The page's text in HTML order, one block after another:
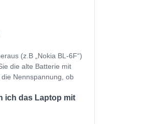
(z.B „Nokia BL-6F“)
die alte Batterie mit
Nennspannung, ob
ich das Laptop mit